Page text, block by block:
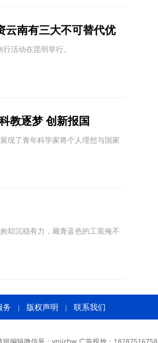
云南有三大不可替代优
活动在昆明举行。
教逐梦 创新报国
现了青年科学家将个人理想与国家
却沉稳有力，藏青蓝色的工装掩不
务 版权声明 联系我们